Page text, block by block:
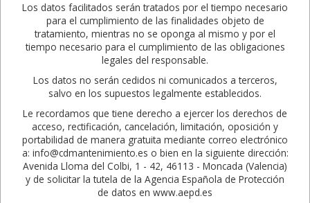
Los datos facilitados serán tratados por el tiempo necesario
para el cumplimiento de las finalidades objeto de
tratamiento, mientras no se oponga al mismo y por el
tiempo necesario para el cumplimiento de las obligaciones
legales del responsable.
Los datos no serán cedidos ni comunicados a terceros,
salvo en los supuestos legalmente establecidos.
Le recordamos que tiene derecho a ejercer los derechos de
acceso, rectificación, cancelación, limitación, oposición y
portabilidad de manera gratuita mediante correo electrónico
a: info@cdmantenimiento.es o bien en la siguiente dirección:
Avenida Lloma del Colbi, 1 - 42, 46113 - Moncada (Valencia)
y de solicitar la tutela de la Agencia Española de Protección
de datos en www.aepd.es